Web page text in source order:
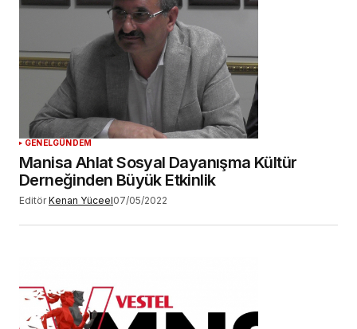
GENELGÜNDEM
Manisa Ahlat Sosyal Dayanışma Kültür
Derneğinden Büyük Etkinlik
Editör Kenan Yüceel07/05/2022